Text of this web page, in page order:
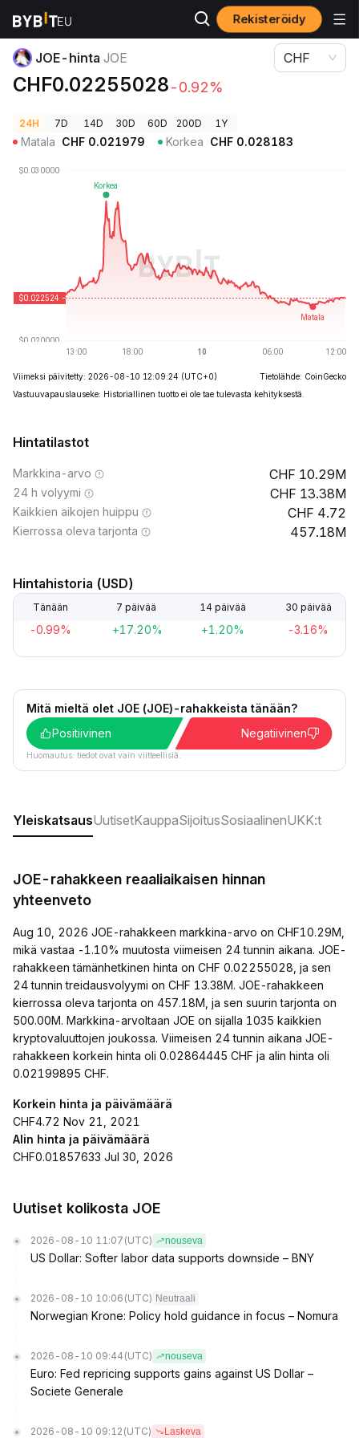
Rekisteröidy
Kryptohinnat
JOE-hinta JOE
CHF0.02255028-0.92%
CHF
24H 7D 14D 30D 60D 200D 1Y
Matala CHF 0.021979 Korkea CHF 0.028183
Viimeksi päivitetty: 2026-08-10 12:09:24 (UTC+0)
Tietolähde: CoinGecko
Vastuuvapauslauseke: Historiallinen tuotto ei ole tae tulevasta kehityksestä.
Hintatilastot
Markkina-arvo 10.29M
24 h volyymi 13.38M
Kaikkien aikojen huippu 4.72
Kierrossa oleva tarjonta 457.18M
Hintahistoria (USD)
Tänään 7 päivää 14 päivää 30 päivää
-0.99% +17.20% +1.20% -3.16%
Mitä mieltä olet JOE (JOE)-rahakkeista tänään?
Positiivinen
Negatiivinen
Huomautus: tiedot ovat vain viitteellisiä.
YleiskatsausUutisetKauppaSijoitusSosiaalinenUKK:t
JOE-rahakkeen reaaliaikaisen hinnan
yhteenveto
Aug 10, 2026 JOE-rahakkeen markkina-arvo on CHF10.29M,
mikä vastaa -1.10% muutosta viimeisen 24 tunnin aikana. JOE-
rahakkeen tämänhetkinen hinta on CHF 0.02255028, ja sen
24 tunnin treidausvolyymi on CHF 13.38M. JOE-rahakkeen
kierrossa oleva tarjonta on 457.18M, ja sen suurin tarjonta on
500.00M. Markkina-arvoltaan JOE on sijalla 1035 kaikkien
kryptovaluuttojen joukossa. Viimeisen 24 tunnin aikana JOE-
rahakkeen korkein hinta oli 0.02864445 CHF ja alin hinta oli
0.02199895 CHF.
Korkein hinta ja päivämäärä
CHF4.72 Nov 21, 2021
Alin hinta ja päivämäärä
CHF0.01857633 Jul 30, 2026
Uutiset kolikosta JOE
2026-08-10 11:07 (UTC) nouseva
US Dollar: Softer labor data supports downside – BNY
2026-08-10 10:06 (UTC) Neutraali
Norwegian Krone: Policy hold guidance in focus – Nomura
2026-08-10 09:44 (UTC) nouseva
Euro: Fed repricing supports gains against US Dollar –
Societe Generale
2026-08-10 09:12 (UTC) Laskeva